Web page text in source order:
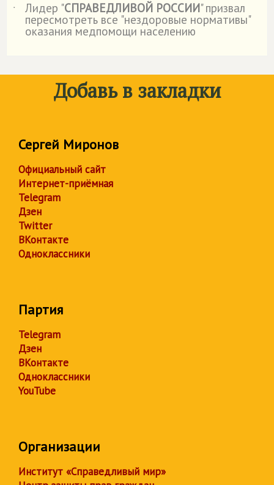
˙
Лидер "СПРАВЕДЛИВОЙ РОССИИ" призвал
пересмотреть все "нездоровые нормативы"
оказания медпомощи населению
Добавь в закладки
Сергей Миронов
Официальный сайт
Интернет-приёмная
Telegram
Дзен
Twitter
ВКонтакте
Одноклассники
Партия
Telegram
Дзен
ВКонтакте
Одноклассники
YouTube
Организации
Институт «Справедливый мир»